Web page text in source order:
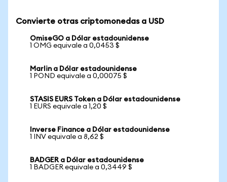
Convierte otras criptomonedas a USD
OmiseGO a Dólar estadounidense
1 OMG equivale a 0,0453 $
Marlin a Dólar estadounidense
1 POND equivale a 0,00075 $
STASIS EURS Token a Dólar estadounidense
1 EURS equivale a 1,20 $
Inverse Finance a Dólar estadounidense
1 INV equivale a 8,62 $
BADGER a Dólar estadounidense
1 BADGER equivale a 0,3449 $